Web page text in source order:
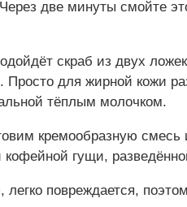
две минуты смойте
скраб из двух
Просто для жирной кожи
тёплым молочком.
кремообразную смесь
гущи,
повреждается,